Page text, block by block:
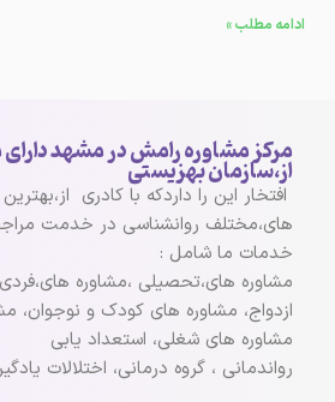
ادامه مطلب »
مرکز مشاوره رامش در مشهد
از،سازمان بهزیستی
افتخار این را داردکه با کادری
های،مختلف روانشناسی در خدمت
خدمات ما شامل :
مشاوره های،تحصیلی ،مشاوره
ازدواج، مشاوره های کودک و نوجوان،
مشاوره های شغلی، استعداد یابی
رواندمانی ، گروه درمانی، اختلالات